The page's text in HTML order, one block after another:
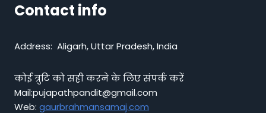
Contact info
Address: Aligarh, Uttar Pradesh, India
कोई त्रुटि को सही करने के लिए संपर्क करें
Mail:pujapathpandit@gmail.com
Web: gaurbrahmansamaj.com